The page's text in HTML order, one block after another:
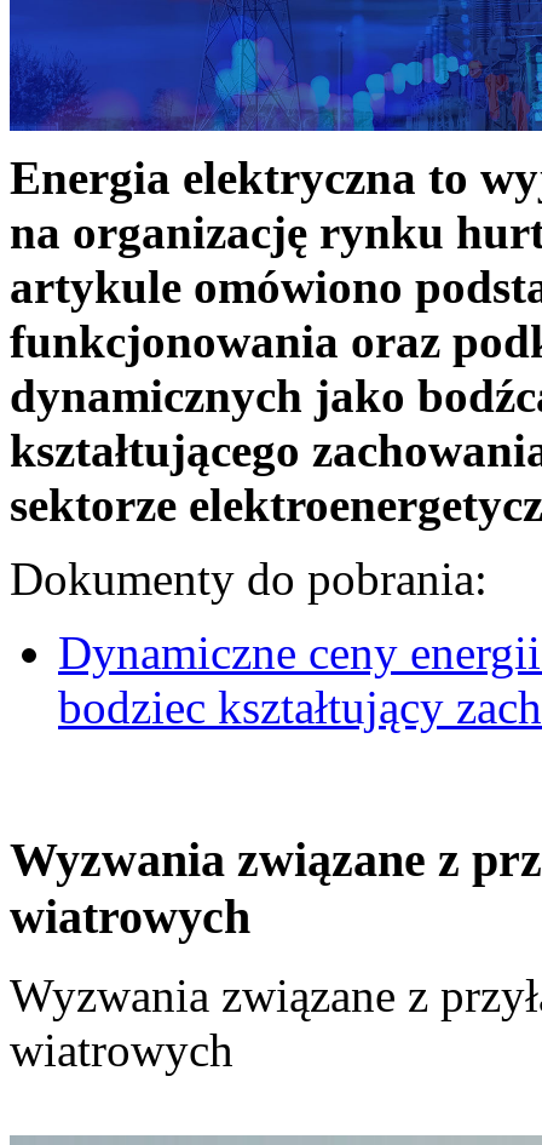
Energia elektryczna to
na organizację rynku
artykule omówiono
funkcjonowania oraz
dynamicznych jako
kształtującego
sektorze
Dokumenty do pobrania:
Dynamiczne ceny
bodziec kształtujący
Wyzwania związane z
wiatrowych
Wyzwania związane z
wiatrowych